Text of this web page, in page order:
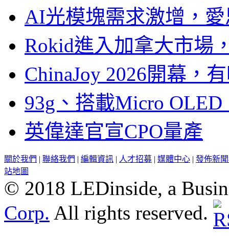
AI光模塊需求激增，
Rokid進入加拿大市場
ChinaJoy 2026開幕，
93g、搭載Micro
英偉達官宣CPO量產
關於我們 | 聯絡我們 | 編輯資訊 | 人才招募 | 媒體中心 | 發佈新
站地圖
© 2018 LEDinside, a
Corp. All rights reserved.